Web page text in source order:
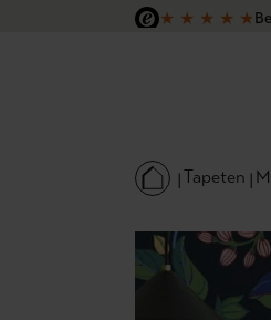
Hauptinhalt springen
Zur Suche springen
Zur Hauptnavigation springen
★ ★ ★ ★ ★
Tapeten